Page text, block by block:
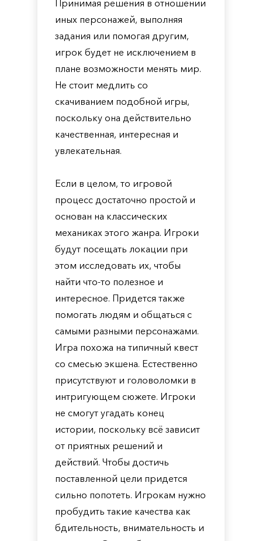
Принимая решения в отношении
иных персонажей, выполняя
задания или помогая другим,
игрок будет не исключением в
плане возможности менять мир.
Не стоит медлить со
скачиванием подобной игры,
поскольку она действительно
качественная, интересная и
увлекательная.
Если в целом, то игровой
процесс достаточно простой и
основан на классических
механиках этого жанра. Игроки
будут посещать локации при
этом исследовать их, чтобы
найти что-то полезное и
интересное. Придется также
помогать людям и общаться с
самыми разными персонажами.
Игра похожа на типичный квест
со смесью экшена. Естественно
присутствуют и головоломки в
интригующем сюжете. Игроки
не смогут угадать конец
истории, поскольку всё зависит
от приятных решений и
действий. Чтобы достичь
поставленной цели придется
сильно попотеть. Игрокам нужно
пробудить такие качества как
бдительность, внимательность и